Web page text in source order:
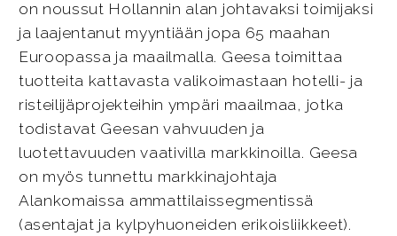
on noussut Hollannin alan johtavaksi toimijaksi
ja laajentanut myyntiään jopa 65 maahan
Euroopassa ja maailmalla. Geesa toimittaa
tuotteita kattavasta valikoimastaan hotelli- ja
risteilijäprojekteihin ympäri maailmaa, jotka
todistavat Geesan vahvuuden ja
luotettavuuden vaativilla markkinoilla. Geesa
on myös tunnettu markkinajohtaja
Alankomaissa ammattilaissegmentissä
(asentajat ja kylpyhuoneiden erikoisliikkeet).